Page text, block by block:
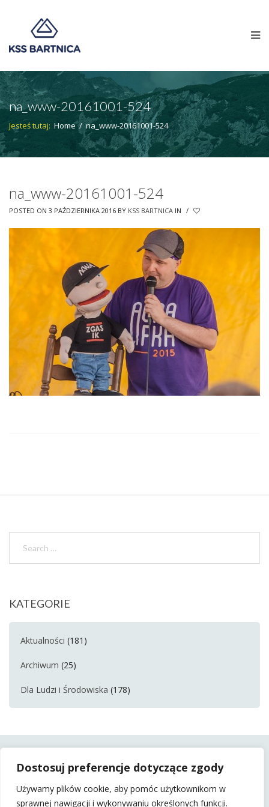
Dostosuj preferencje dotyczące zgody
Używamy plików cookie, aby pomóc użytkownikom w
sprawnej nawigacji i wykonywaniu określonych funkcji.
na_www-20161001-524
Jesteś tutaj: Home / na_www-20161001-524
na_www-20161001-524
POSTED ON 3 PAŹDZIERNIKA 2016 BY KSS BARTNICA IN /
KATEGORIE
Aktualności (181)
Archiwum (25)
Dla Ludzi i Środowiska (178)